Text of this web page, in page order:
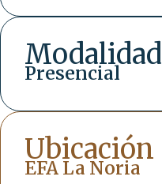
Modalidad
Presencial
Ubicación
EFA La Noria